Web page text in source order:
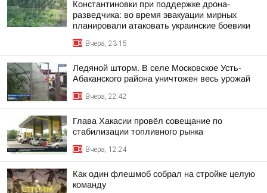
Константиновки при поддержке дрона-
разведчика: во время эвакуации мирных
планировали атаковать украинские боевики
Вчера, 23:15
Ледяной шторм. В селе Московское Усть-
Абаканского района уничтожен весь урожай
Вчера, 22:42
Глава Хакасии провёл совещание по
стабилизации топливного рынка
Вчера, 12:24
Как один флешмоб собрал на стройке целую
команду